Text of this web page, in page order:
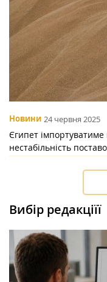
Новини 24 червня 2025
Єгипет
нестабільність
Вибір редакціїї